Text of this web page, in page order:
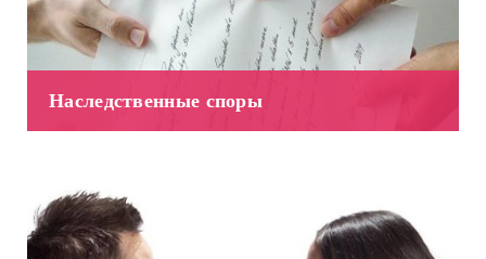
Наследственные споры